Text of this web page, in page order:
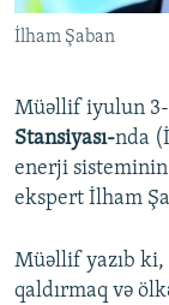
İlham Şaban
​Müəllif iyulun
Stansiyası-nda
enerji
ekspert İlham
Müəllif yazıb ki,
qaldırmaq və